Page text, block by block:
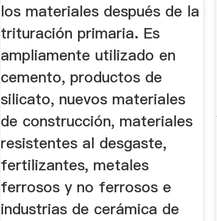
los materiales después de la
trituración primaria. Es
ampliamente utilizado en
cemento, productos de
silicato, nuevos materiales
de construcción, materiales
resistentes al desgaste,
fertilizantes, metales
ferrosos y no ferrosos e
industrias de cerámica de